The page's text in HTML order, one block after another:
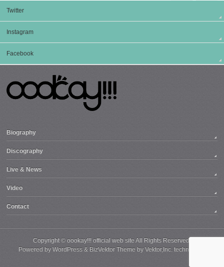
Twitter
Instagram
Facebook
Biography
Discography
Live & News
Video
Contact
Copyright © oookay!!! official web site All Rights Reserved.
Powered byWordPress & BizVektor Theme byVektor,Inc. technology.